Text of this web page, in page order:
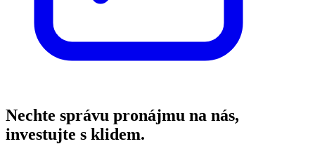
Nechte správu pronájmu na nás,
investujte s klidem.